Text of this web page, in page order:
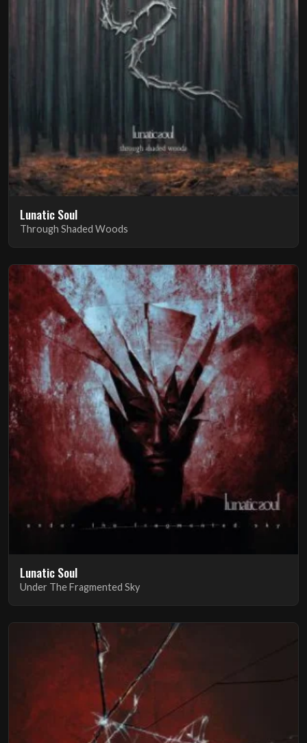
Lunatic Soul
Through Shaded Woods
Lunatic Soul
Under The Fragmented Sky